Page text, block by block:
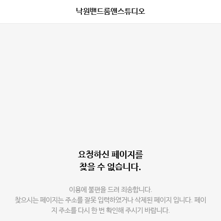
낙원밴드룸앤스튜디오
요청하신 페이지를
찾을 수 없습니다.
이용에 불편을 드려 죄송합니다.
찾으시는 페이지는 주소를 잘못 입력하였거나 삭제된 페이지 입니다. 페이
지 주소를 다시 한 번 확인해 주시기 바랍니다.